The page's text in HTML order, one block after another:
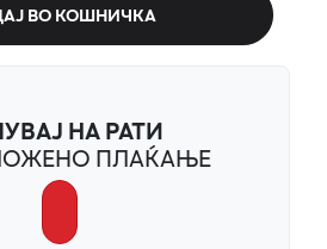
ВО КОШНИЧКА
НА РАТИ
ПЛАЌАЊЕ